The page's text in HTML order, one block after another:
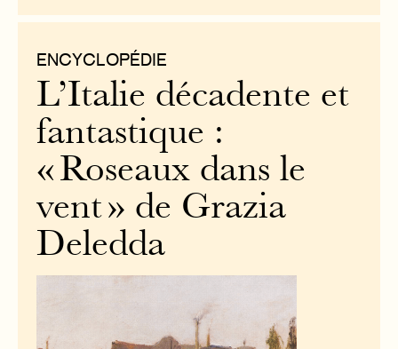
ENCYCLOPÉDIE
L’Italie décadente et
fantastique :
« Roseaux dans le
vent » de Grazia
Deledda